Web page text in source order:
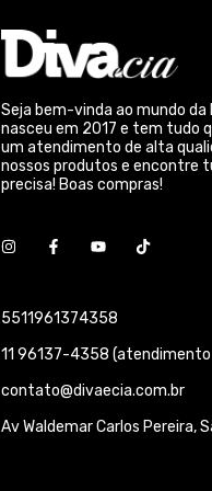
Seja bem-vinda ao mundo da
nasceu em 2017 e tem tudo
um atendimento de alta
nossos produtos e encontre
precisa! Boas compras!
5511961374358
11 96137-4358
contato@divaecia.com.br
Av Waldemar Carlos Pereira,